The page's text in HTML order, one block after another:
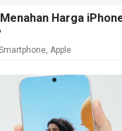
Harga
, Apple